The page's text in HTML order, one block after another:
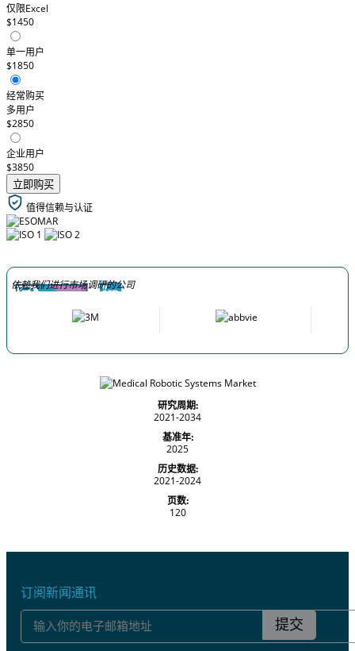
仅限Excel
$1450
单一用户
$1850
经常购买
多用户
$2850
企业用户
$3850
立即购买
值得信赖与认证
依赖我们进行市场调研的公司
研究周期:
2021-2034
基准年:
2025
历史数据:
2021-2024
页数:
120
订阅新闻通讯
提交